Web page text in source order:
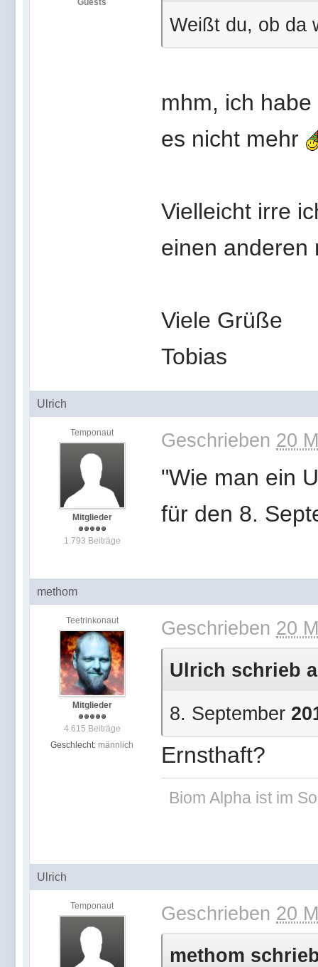
Guests
Weißt du, ob da
mhm, ich
es nicht mehr
Vielleicht irre
einen anderen
Viele Grüße
Tobias
Ulrich
Temponaut
Mitglieder
1.793 Beiträge
Geschrieben 20
"Wie man ein
für den 8.
methom
Teetrinkonaut
Mitglieder
4.615 Beiträge
Geschlecht: männlich
Geschrieben 20
Ulrich schrieb
8. September
Ernsthaft?
Biom Alpha ist im
Ulrich
Temponaut Geschrieben 20
methom